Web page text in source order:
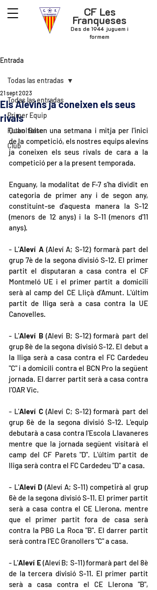
CF Les
Franqueses
Des de 1944 juguem i
formem
Entrada
Todas las entradas
Primer Equip
Futbol Base
Club
Todas las entradas
Els Alevins ja coneixen els seus
rivals
21 sept 2023
Quan falten una setmana i mitja per l'inici
de la competició, els nostres equips alevins
ja coneixen els seus rivals de cara a la
competició per a la present temporada.
Enguany, la modalitat de F-7 s'ha dividit en
categoria de primer any i de segon any,
constituint-se d'aquesta manera la S-12
(menors de 12 anys) i la S-11 (menors d'11
anys).
- L'Aleví A (Aleví A; S-12) formarà part del
grup 7è de la segona divisió S-12. El primer
partit el disputaran a casa contra el CF
Montmeló UE i el primer partit a domicili
serà al camp del CE Lliçà d'Amunt. L'últim
partit de lliga serà a casa contra la UE
Canovelles.
- L'Aleví B (Aleví B; S-12) formarà part del
grup 8è de la segona divisió S-12. El debut a
la lliga serà a casa contra el FC Cardedeu
"C" i a domicili contra el BCN Pro la següent
jornada. El darrer partit serà a casa contra
l'OAR Vic.
- L'Aleví C (Aleví C; S-12) formarà part del
grup 6è de la segona divisió S-12. L'equip
debutarà a casa contra l'Escola Llavaneres
mentre que la jornada següent visitarà el
camp del CF Parets "D". L'últim partit de
lliga serà contra el FC Cardedeu "D" a casa.
- L'Aleví D (Aleví A; S-11) competirà al grup
6è de la segona divisió S-11. El primer partit
serà a casa contra el CE Llerona, mentre
que el primer partit fora de casa serà
contra la PBG La Roca "B". El darrer partit
serà contra l'EC Granollers "C" a casa.
- L'Aleví E (Aleví B; S-11) formarà part del 8è
de la tercera divisió S-11. El primer partit
serà a casa contra el CE Llerona "B",